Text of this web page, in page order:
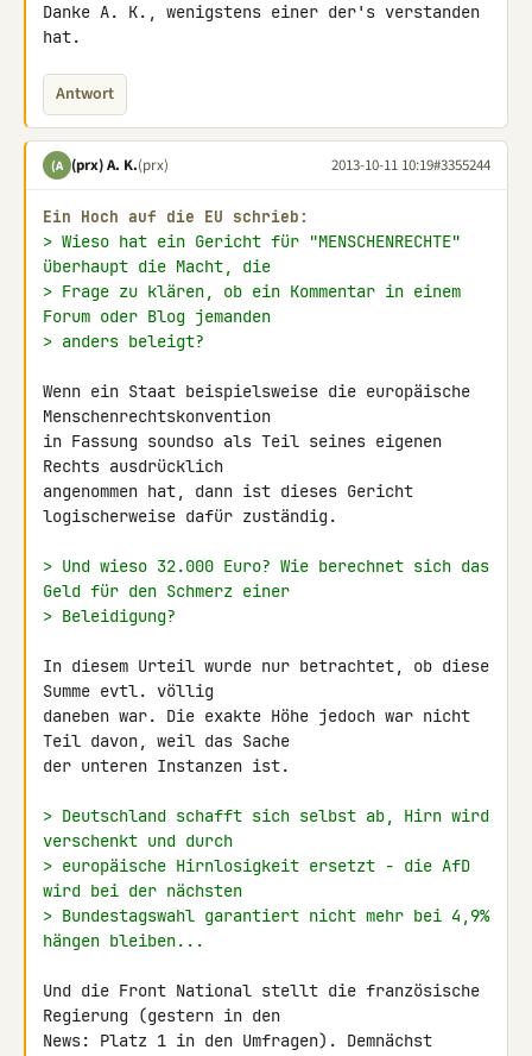
Danke A. K., wenigstens einer der's verstanden
hat.
Antwort
(A (prx) A. K.(prx) 2013-10-11 10:19#3355244
Ein Hoch auf die EU schrieb:
> Wieso hat ein Gericht für "MENSCHENRECHTE"
überhaupt die Macht, die
> Frage zu klären, ob ein Kommentar in einem
Forum oder Blog jemanden
> anders beleigt?
Wenn ein Staat beispielsweise die europäische
Menschenrechtskonvention
in Fassung soundso als Teil seines eigenen
Rechts ausdrücklich
angenommen hat, dann ist dieses Gericht
logischerweise dafür zuständig.
> Und wieso 32.000 Euro? Wie berechnet sich das
Geld für den Schmerz einer
> Beleidigung?
In diesem Urteil wurde nur betrachtet, ob diese
Summe evtl. völlig
daneben war. Die exakte Höhe jedoch war nicht
Teil davon, weil das Sache
der unteren Instanzen ist.
> Deutschland schafft sich selbst ab, Hirn wird
verschenkt und durch
> europäische Hirnlosigkeit ersetzt - die AfD
wird bei der nächsten
> Bundestagswahl garantiert nicht mehr bei 4,9%
hängen bleiben...
Und die Front National stellt die französische
Regierung (gestern in den
News: Platz 1 in den Umfragen). Demnächst